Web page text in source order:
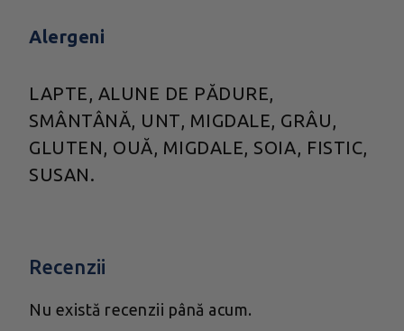
Alergeni
LAPTE, ALUNE DE PĂDURE,
SMÂNTÂNĂ, UNT, MIGDALE, GRÂU,
GLUTEN, OUĂ, MIGDALE, SOIA, FISTIC,
SUSAN.
Recenzii
Nu există recenzii până acum.